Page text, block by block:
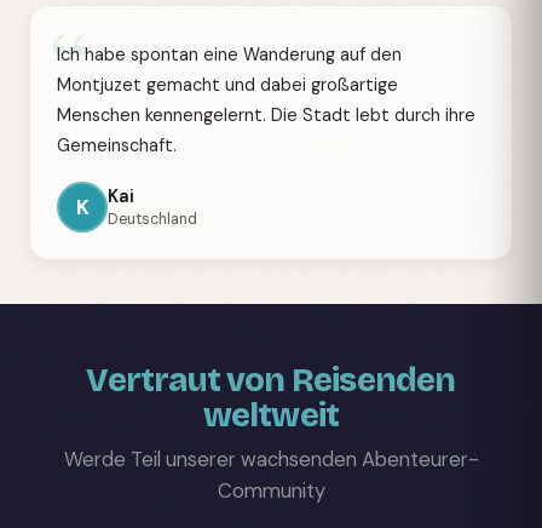
“
Ich habe spontan eine Wanderung auf den
Montjuzet gemacht und dabei großartige
Menschen kennengelernt. Die Stadt lebt durch ihre
Gemeinschaft.
K Kai
Deutschland
Vertraut von Reisenden
weltweit
Werde Teil unserer wachsenden Abenteurer-
Community